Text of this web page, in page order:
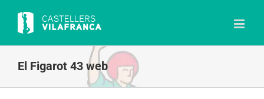
content
El Figarot 43 web